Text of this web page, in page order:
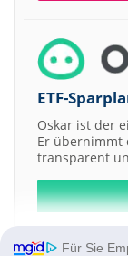
ETF-
Oskar ist der
Er übernimmt
transparent
Für Sie